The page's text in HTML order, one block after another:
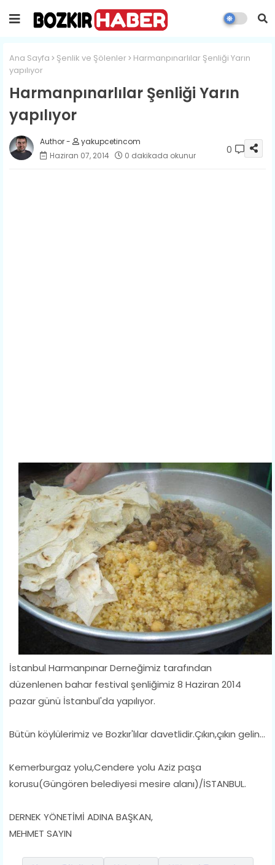
Ana Sayfa Şenlik ve Şölenler
Harmanpınarlılar Şenliği Yarın
yapılıyor
Harmanpınarlılar Şenliği Yarın
yapılıyor
yakupcetincom
Haziran 07, 2014
0 dakikada okunur 0
İstanbul Harmanpınar Derneğimiz tarafından
düzenlenen bahar festival şenliğimiz 8 Haziran 2014
pazar günü İstanbul'da yapılıyor.
Bütün köylülerimiz ve Bozkır'lılar davetlidir.Çıkın,çıkın gelin...
Kemerburgaz yolu,Cendere yolu Aziz paşa
korusu(Güngören belediyesi mesire alanı)/İSTANBUL.
DERNEK YÖNETİMİ ADINA BAŞKAN,
MEHMET SAYIN